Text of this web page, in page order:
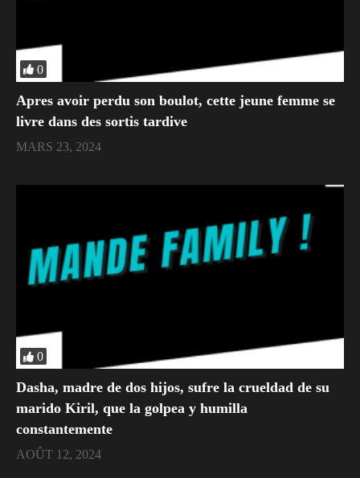
0
Apres avoir perdu son boulot, cette jeune femme se
livre dans des sortis tardive
MARS 23, 2024
0
Dasha, madre de dos hijos, sufre la crueldad de su
marido Kiril, que la golpea y humilla
constantemente
AOÛT 12, 2024